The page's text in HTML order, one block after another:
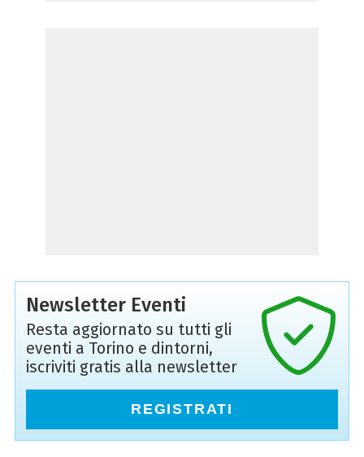
Newsletter Eventi
Resta aggiornato su tutti gli
eventi a Torino e dintorni,
iscriviti gratis alla newsletter
REGISTRATI